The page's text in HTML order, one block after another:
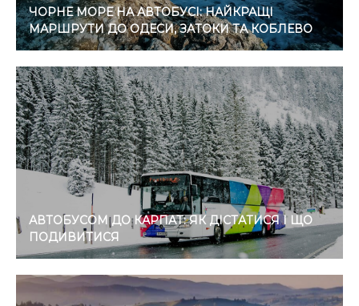
ЧОРНЕ МОРЕ НА АВТОБУСІ: НАЙКРАЩІ
МАРШРУТИ ДО ОДЕСИ, ЗАТОКИ ТА КОБЛЕВО
АВТОБУСОМ ДО КАРПАТ: ЯК ДІСТАТИСЯ І ЩО
ПОДИВИТИСЯ